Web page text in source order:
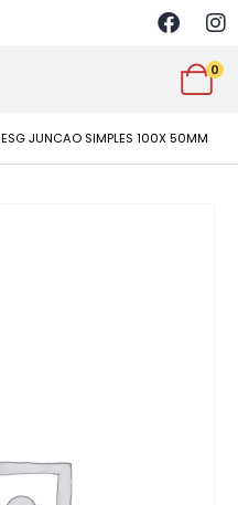
0
ESG JUNCAO SIMPLES 100X 50MM